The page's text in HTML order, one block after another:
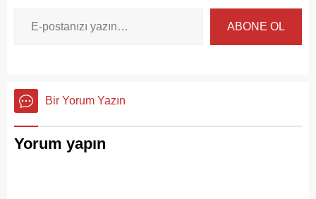
ABONE OL
Bir Yorum Yazın
Yorum yapın